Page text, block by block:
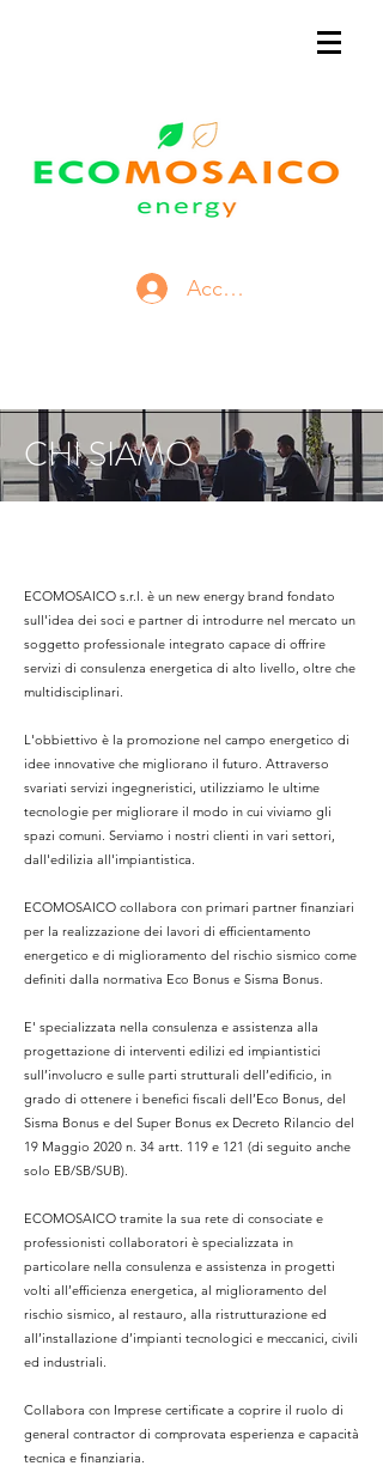
Accedi
CHI SIAMO
ECOMOSAICO s.r.l. è un new energy brand fondato
sull'idea dei soci e partner di introdurre nel mercato un
soggetto professionale integrato capace di offrire
servizi di consulenza energetica di alto livello, oltre che
multidisciplinari.
L'obbiettivo è la promozione nel campo energetico di
idee innovative che migliorano il futuro. Attraverso
svariati servizi ingegneristici, utilizziamo le ultime
tecnologie per migliorare il modo in cui viviamo gli
spazi comuni. Serviamo i nostri clienti in vari settori,
dall'edilizia all'impiantistica.
ECOMOSAICO collabora con primari partner finanziari
per la realizzazione dei lavori di efficientamento
energetico e di miglioramento del rischio sismico come
definiti dalla normativa Eco Bonus e Sisma Bonus.
E' specializzata nella consulenza e assistenza alla
progettazione di interventi edilizi ed impiantistici
sull’involucro e sulle parti strutturali dell’edificio, in
grado di ottenere i benefici fiscali dell’Eco Bonus, del
Sisma Bonus e del Super Bonus ex Decreto Rilancio del
19 Maggio 2020 n. 34 artt. 119 e 121 (di seguito anche
solo EB/SB/SUB).
ECOMOSAICO tramite la sua rete di consociate e
professionisti collaboratori è specializzata in
particolare nella consulenza e assistenza in progetti
volti all’efficienza energetica, al miglioramento del
rischio sismico, al restauro, alla ristrutturazione ed
all’installazione d’impianti tecnologici e meccanici, civili
ed industriali.
Collabora con Imprese certificate a coprire il ruolo di
general contractor di comprovata esperienza e capacità
tecnica e finanziaria.